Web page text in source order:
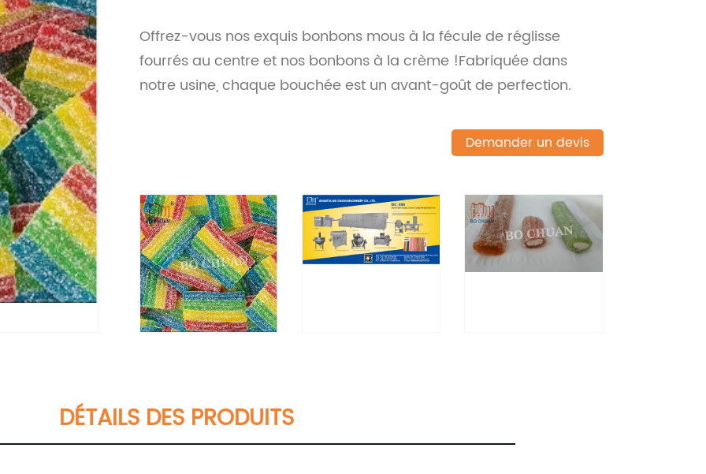
Offrez-vous nos exquis bonbons mous à la fécule de réglisse
fourrés au centre et nos bonbons à la crème !Fabriquée dans
notre usine, chaque bouchée est un avant-goût de perfection.
Demander un devis
DÉTAILS DES PRODUITS